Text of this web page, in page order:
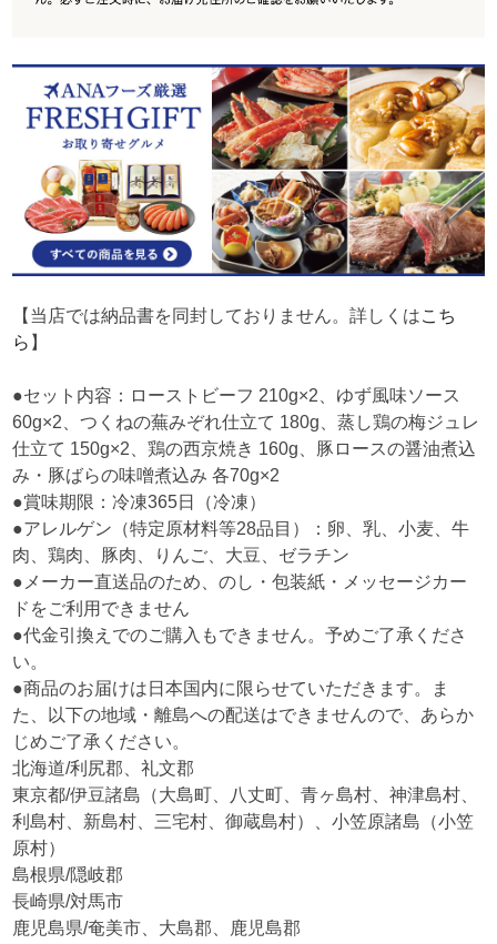
【当店では納品書を同封しておりません。詳しくはこち
ら 】
●セット内容：ローストビーフ 210g×2、ゆず風味ソース
60g×2、つくねの蕪みぞれ仕立て 180g、蒸し鶏の梅ジュレ
仕立て 150g×2、鶏の西京焼き 160g、豚ロースの醤油煮込
み・豚ばらの味噌煮込み 各70g×2
●賞味期限：冷凍365日（冷凍）
●アレルゲン（特定原材料等28品目）：卵、乳、小麦、牛
肉、鶏肉、豚肉、りんご、大豆、ゼラチン
●メーカー直送品のため、のし・包装紙・メッセージカー
ドをご利用できません
●代金引換えでのご購入もできません。予めご了承くださ
い。
●商品のお届けは日本国内に限らせていただきます。ま
た、以下の地域・離島への配送はできませんので、あらか
じめご了承ください。
北海道/利尻郡、礼文郡
東京都/伊豆諸島（大島町、八丈町、青ヶ島村、神津島村、
利島村、新島村、三宅村、御蔵島村）、小笠原諸島（小笠
原村）
島根県/隠岐郡
長崎県/対馬市
鹿児島県/奄美市、大島郡、鹿児島郡